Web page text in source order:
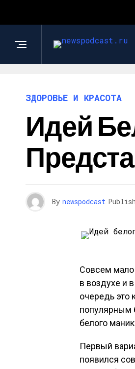
ЗДОРОВЬЕ И КРАСОТА
Идей
By newspodcast
Совсем мало
в воздухе и
очередь это
популярным
белого
Первый
появился